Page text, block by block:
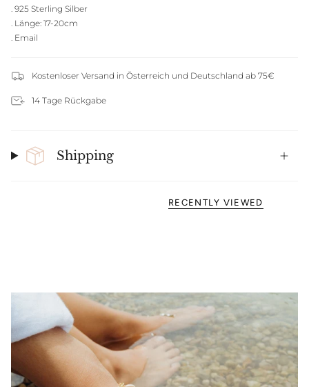
. 925 Sterling Silber
. Länge: 17-20cm
. Email
Kostenloser Versand in Österreich und Deutschland ab 75€
14 Tage Rückgabe
Shipping
RECENTLY VIEWED